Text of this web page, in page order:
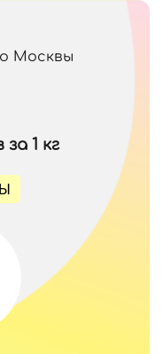
Москвы
1 кг